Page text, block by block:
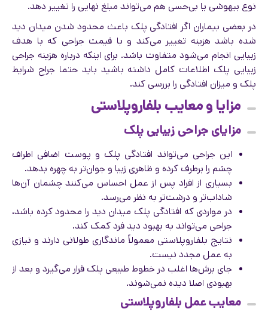
نوع بیهوشی یا بی‌حسی هم می‌تواند مبلغ نهایی را تغییر دهد.
در بعضی بیماران اگر افتادگی پلک باعث محدود شدن میدان دید
شده باشد هزینه تغییر می‌کند و با قیمت جراحی که با هدف
زیبایی انجام می‌شود متفاوت باشد. برای اینکه درباره هزینه جراحی
زیبایی پلک اطلاعات کامل داشته باشید باید حتما جراح شرایط
پلک و میزان افتادگی را بررسی کند.
مزایا و معایب بلفاروپلاستی
مزایای جراحی زیبایی پلک
این جراحی می‌تواند افتادگی پلک و پوست اضافی اطراف
چشم را برطرف کرده و ظاهری زیبا و جوان‌تر به چهره بدهد.
بسیاری از افراد پس از عمل احساس می‌کنند چشمان آن‌ها
شاداب‌تر و درشت‌تر به نظر می‌رسد.
در مواردی که افتادگی پلک میدان دید را محدود کرده باشد،
جراحی می‌تواند به بهبود دید فرد کمک کند.
نتایج بلفاروپلاستی معمولاً ماندگاری طولانی دارند و نیازی
به عمل مجدد نیست.
جای برش‌ها اغلب در خطوط طبیعی پلک قرار می‌گیرد و بعد از
بهبودی اصلا دیده نمی‌شوند.
معایب عمل بلفاروپلاستی